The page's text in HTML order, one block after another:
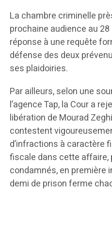
La chambre criminelle
prochaine audience au
réponse à une requête
défense des deux
ses plaidoiries.
Par ailleurs, selon une
l’agence Tap, la Cour a
libération de Mourad
contestent
d’infractions à caractère
fiscale dans cette affaire,
condamnés, en première
demi de prison ferme